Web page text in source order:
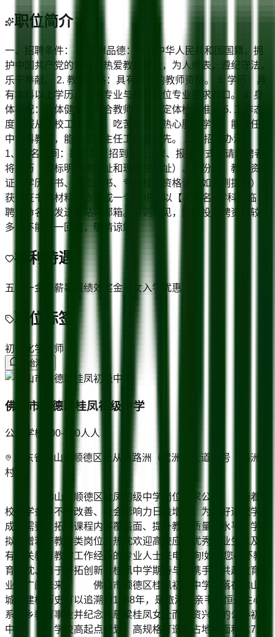
职位简介
一、招聘条件： 1. 思想品德：具有中华人民共和国国籍，拥
护中国共产党的领导，热爱教育事业，为人师表，遵纪守法，
乐于奉献。 2. 教师资格：具有相应的教师资格。 3. 学历：具
有本科以上学历，所学专业与招聘岗位专业要求对口。 4. 身
体状况：身体健康，符合教师资格认定体检标准。 5. 工作态
度：服从学校工作安排，吃苦耐劳，热心服务学生，能胜任初
中学科教学，能胜任班主任工作者优先。 二、招聘办法：
1、报名时间：即日起至招到为止。 2、报名方式：请应聘者
将简历（需标明户籍地址和现居住地址）、身份证、教师资格
证、学历证书、学位证书、专业技术资格证（如有则提供）、
获奖证书等材料（合并成一个PDF，以【（姓名+学科）临
聘】命名）发送到站内邮箱。合则约见，因所投应聘资料较
多，不能一一回复，敬请谅解
福利待遇
五险一金 带薪暑假绩效奖金 子女入学优惠
职位标签
初中化学教师
开始沟通
佛山市顺德区桂凤初级中学
公立学校 300-500人 人
广东省佛山市顺德区乐从镇路洲（鹭洲）大道 3 号（路洲
村）
佛山市顺德区桂凤初级中学岗位需求公告 随着学
校办学条件不断改善、社会影响力日益增强，为更好适配学生
成长需要、拓展课程内容覆盖面、提升教学质量与水平，学校
拟新增若干教学类岗位。热忱欢迎高校应届优秀毕业生以及具
有相关教育教学工作经历的专业人士来电咨询!如果您心怀教
育热忱、勇于开拓创新，桂凤中学期待与您携手，共赴教育事
业的广阔未来。 佛山市顺德区桂凤初级中学坐落在佛山新
城，建校历史可以追溯到1988年，是旅港乡亲韦应恒先生心
系家乡教育事业并纪念先慈梁桂凤女士而捐资兴建的公办初级
中学。 学校高起点规划，高规格打造，占地总面积达71